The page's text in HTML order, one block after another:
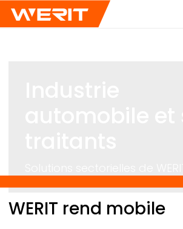
Breadcrumb
WERIT rend mobile